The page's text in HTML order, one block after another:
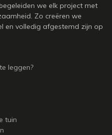
we elk project met
Zo creëren we
en volledig afgestemd zijn op
leggen?
tuin